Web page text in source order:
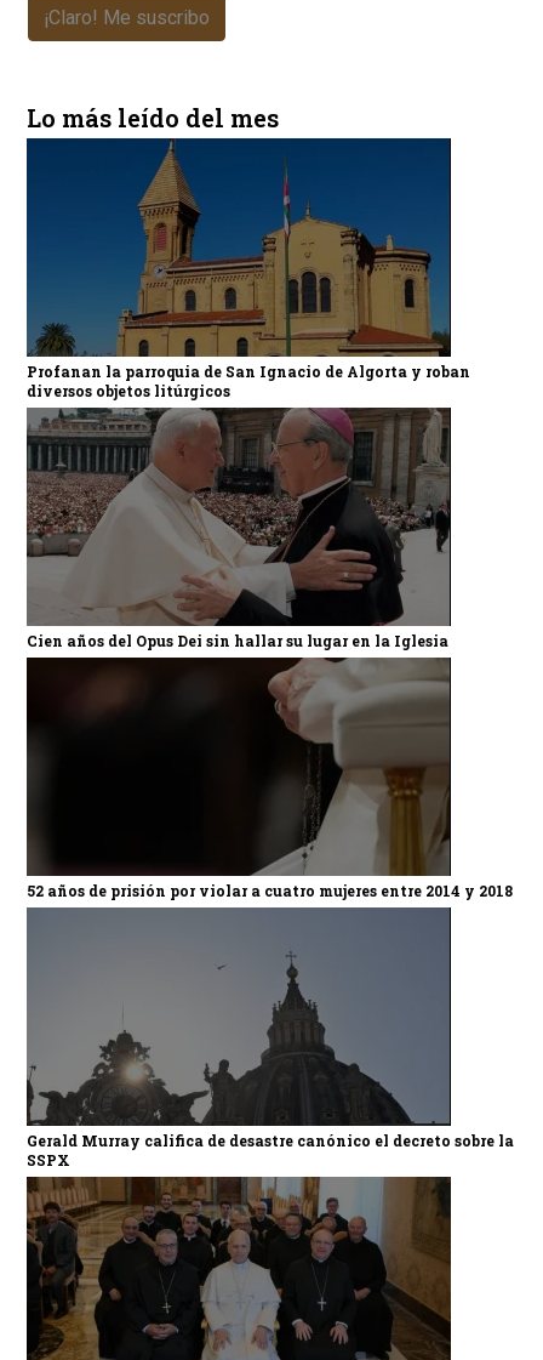
¡Claro! Me suscribo
Lo más leído del mes
Profanan la parroquia de San Ignacio de Algorta y roban
diversos objetos litúrgicos
Cien años del Opus Dei sin hallar su lugar en la Iglesia
52 años de prisión por violar a cuatro mujeres entre 2014 y 2018
Gerald Murray califica de desastre canónico el decreto sobre la
SSPX